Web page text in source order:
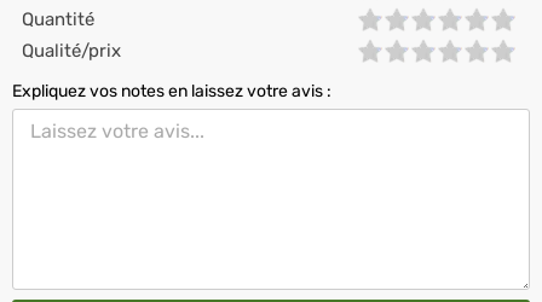
Quantité
Qualité/prix
Expliquez vos notes en laissez votre avis :